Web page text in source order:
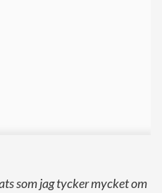
som jag tycker mycket om